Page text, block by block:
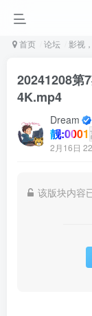
首页 论坛 影视
20241208第
4K.mp4
Dream
靓:0001
2月16日
该版块内容